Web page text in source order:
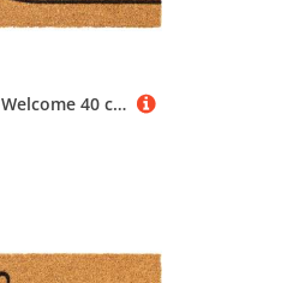
Fußmatte Kokos Welcome 40 cm x 60 cm